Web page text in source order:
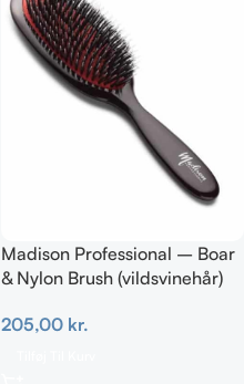
Madison Professional – Boar
& Nylon Brush (vildsvinehår)
205,00 kr.